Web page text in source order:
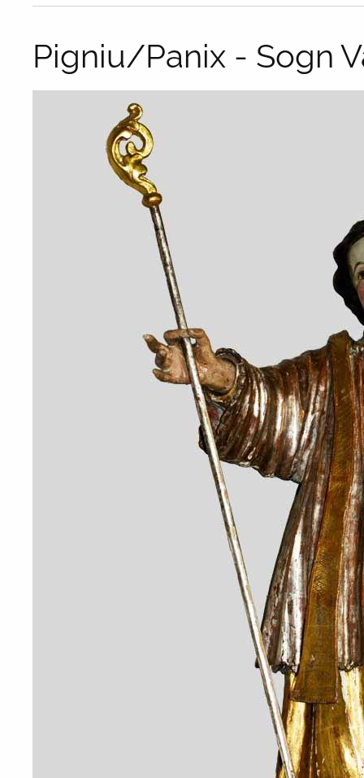
Pigniu/Panix - Sogn